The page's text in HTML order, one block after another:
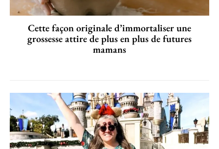
Cette façon originale d’immortaliser une
grossesse attire de plus en plus de futures
mamans